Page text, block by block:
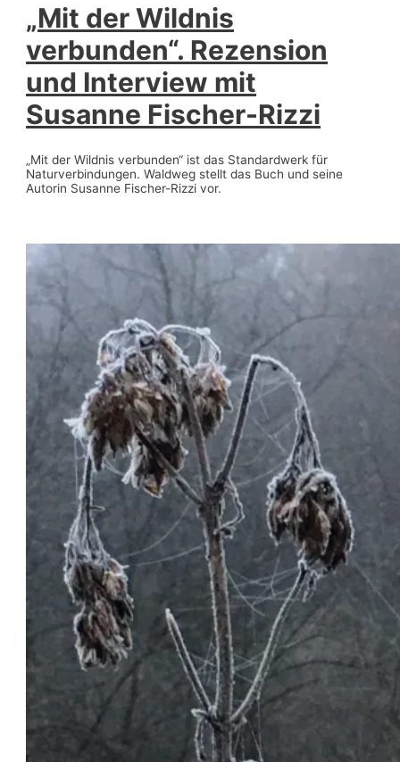
„Mit der Wildnis
verbunden“. Rezension
und Interview mit
Susanne Fischer-Rizzi
„Mit der Wildnis verbunden“ ist das Standardwerk für
Naturverbindungen. Waldweg stellt das Buch und seine
Autorin Susanne Fischer-Rizzi vor.